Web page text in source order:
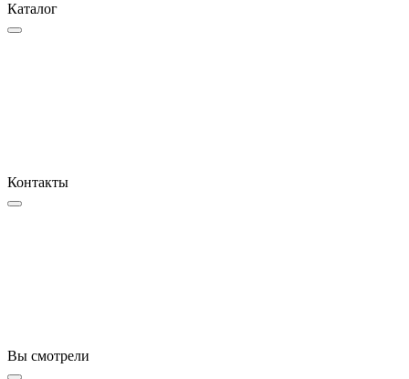
Каталог
Контакты
Вы смотрели